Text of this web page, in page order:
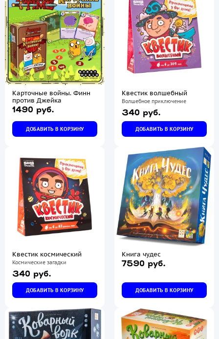
Карточные войны. Финн
против Джейка
1490 руб.
ДОБАВИТЬ В КОРЗИНУ
Квестик волшебный
Волшебное приключение
340 руб.
ДОБАВИТЬ В КОРЗИНУ
Квестик космический
Космические загадки
340 руб.
ДОБАВИТЬ В КОРЗИНУ
Книга чудес
7590 руб.
ДОБАВИТЬ В КОРЗИНУ